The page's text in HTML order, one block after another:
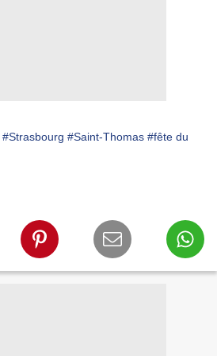
#Strasbourg #Saint-Thomas #fête du